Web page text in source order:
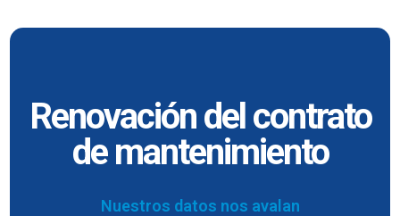
Renovación del contrato
demantenimiento
Nuestros datos nos avalan